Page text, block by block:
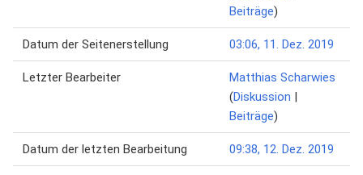
Beiträge)
Datum der Seitenerstellung 03:06, 11. Dez. 2019
Letzter Bearbeiter
Matthias Scharwies
(Diskussion |
Beiträge)
Datum der letzten Bearbeitung 09:38, 12. Dez. 2019